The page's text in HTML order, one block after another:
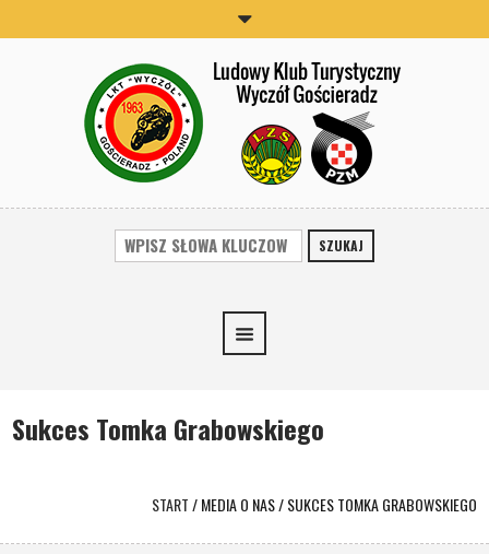
SZUKAJ
Sukces Tomka Grabowskiego
START/MEDIA O NAS/SUKCES TOMKA GRABOWSKIEGO